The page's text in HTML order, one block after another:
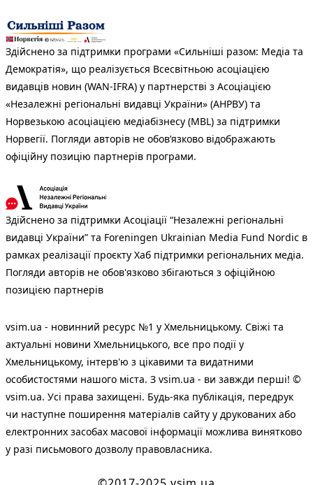
Здійснено за підтримки програми «Сильніші разом: Медіа та
Демократія», що реалізується Всесвітньою асоціацією
видавців новин (WAN-IFRA) у партнерстві з Асоціацією
«Незалежні регіональні видавці України» (АНРВУ) та
Норвезькою асоціацією медіабізнесу (MBL) за підтримки
Норвегії. Погляди авторів не обов’язково відображають
офіційну позицію партнерів програми.
Здійснено за підтримки Асоціації “Незалежні регіональні
видавці України” та Foreningen Ukrainian Media Fund Nordic в
рамках реалізації проєкту Хаб підтримки регіональних медіа.
Погляди авторів не обов'язково збігаються з офіційною
позицією партнерів
vsim.ua - новинний ресурс №1 у Хмельницькому. Свіжі та
актуальні новини Хмельницького, все про події у
Хмельницькому, інтерв'ю з цікавими та видатними
особистостями нашого міста. З vsim.ua - ви завжди перші! ©
vsim.ua. Усі права захищені. Будь-яка публiкацiя, передрук
чи наступне поширення матеріалів сайту у друкованих або
електронних засобах масової інформації можлива винятково
у разі письмового дозволу правовласника.